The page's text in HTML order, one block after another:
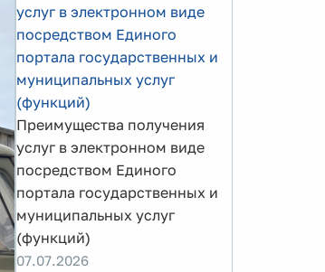
услуг в электронном виде
посредством Единого
портала государственных и
муниципальных услуг
(функций)
Преимущества получения
услуг в электронном виде
посредством Единого
портала государственных и
муниципальных услуг
(функций)
07.07.2026